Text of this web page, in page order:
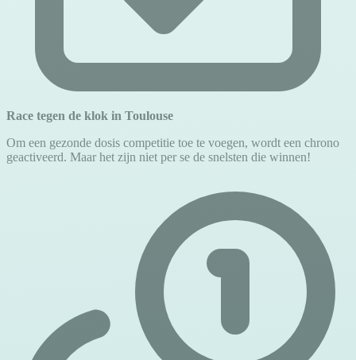
Race tegen de klok in Toulouse
Om een gezonde dosis competitie toe te voegen, wordt een chrono
geactiveerd. Maar het zijn niet per se de snelsten die winnen!